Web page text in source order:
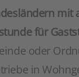
mit
für
oder
in